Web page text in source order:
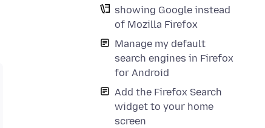
showing Google instead
of Mozilla Firefox
Manage my default
search engines in Firefox
for Android
Add the Firefox Search
widget to your home
screen